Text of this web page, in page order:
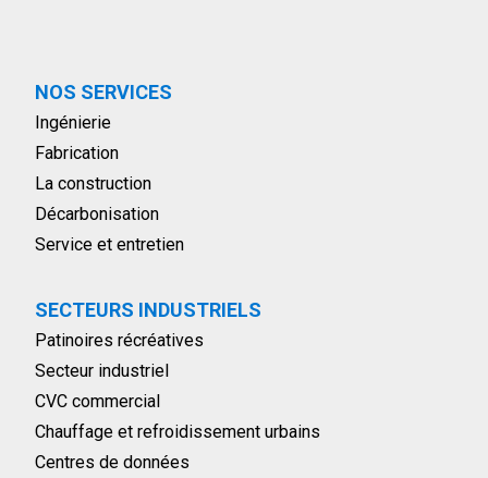
NOS SERVICES
Ingénierie
Fabrication
La construction
Décarbonisation
Service et entretien
SECTEURS INDUSTRIELS
Patinoires récréatives
Secteur industriel
CVC commercial
Chauffage et refroidissement urbains
Centres de données